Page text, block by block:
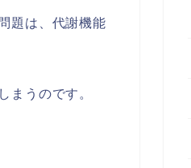
題は、代謝機能
まうのです。